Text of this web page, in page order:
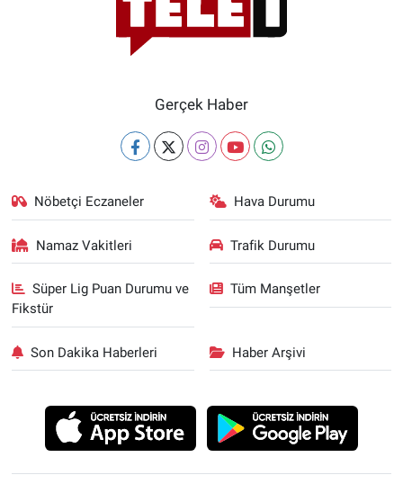
Gerçek Haber
Nöbetçi Eczaneler Hava Durumu
Namaz Vakitleri Trafik Durumu
Süper Lig Puan Durumu ve
Fikstür
Tüm Manşetler
Son Dakika Haberleri Haber Arşivi